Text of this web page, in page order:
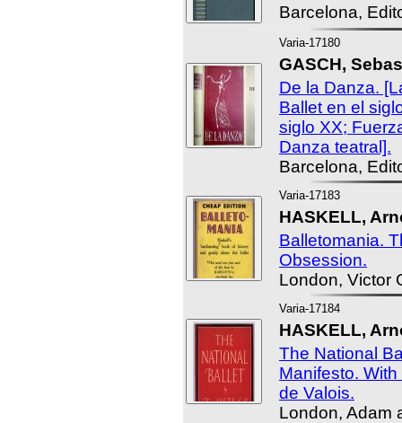
Barcelona,
Varia-17180
GASCH,
De la Danza.
Ballet en el
siglo XX;
Danza teatral].
Barcelona,
Varia-17183
HASKELL,
Balletomania.
Obsession.
London, Victor
Varia-17184
HASKELL,
The National
Manifesto.
de Valois.
London, Adam